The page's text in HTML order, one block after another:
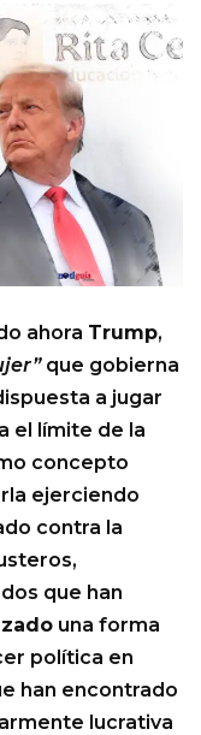
ahora Trump,
que gobierna
a jugar
el límite de la
concepto
ejerciendo
contra la
que han
una forma
política en
han encontrado
lucrativa